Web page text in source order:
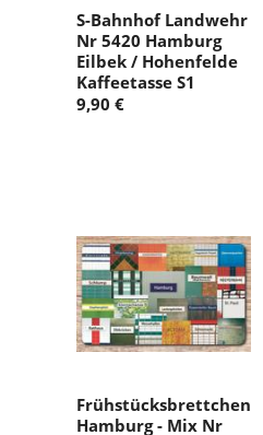
S-Bahnhof Landwehr
Nr 5420 Hamburg
Eilbek / Hohenfelde
Kaffeetasse S1
9,90 €
Frühstücksbrettchen
Hamburg - Mix Nr